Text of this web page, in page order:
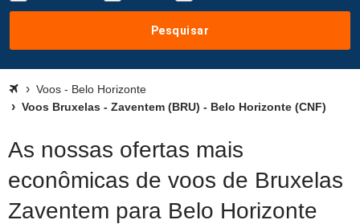
Pesquisar
Voos - Belo Horizonte
Voos Bruxelas - Zaventem (BRU) - Belo Horizonte (CNF)
As nossas ofertas mais
econômicas de voos de Bruxelas
Zaventem para Belo Horizonte